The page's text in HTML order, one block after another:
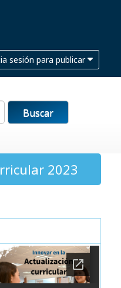
Inicia sesión para publicar
Buscar
2023